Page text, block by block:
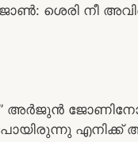
ശെരി നീ
അർജുൻ
എനിക്ക്